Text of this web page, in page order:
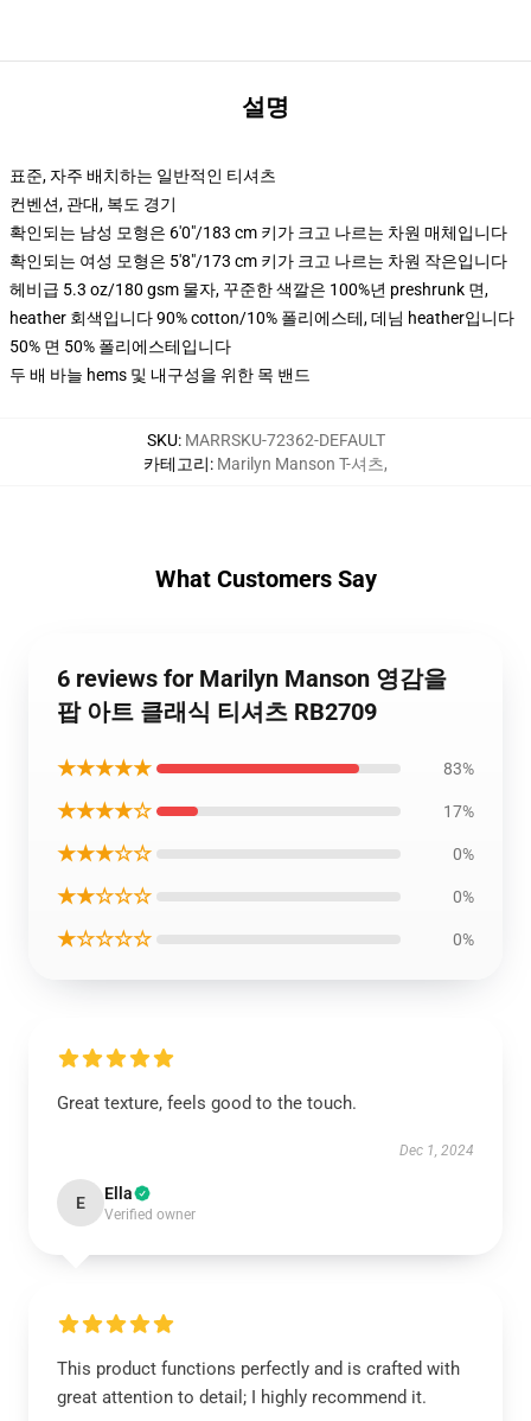
설명
표준, 자주 배치하는 일반적인 티셔츠
컨벤션, 관대, 복도 경기
확인되는 남성 모형은 6'0"/183 cm 키가 크고 나르는 차원 매체입니다
확인되는 여성 모형은 5'8"/173 cm 키가 크고 나르는 차원 작은입니다
헤비급 5.3 oz/180 gsm 물자, 꾸준한 색깔은 100%년 preshrunk 면,
heather 회색입니다 90% cotton/10% 폴리에스테, 데님 heather입니다
50% 면 50% 폴리에스테입니다
두 배 바늘 hems 및 내구성을 위한 목 밴드
SKU: MARRSKU-72362-DEFAULT
카테고리: Marilyn Manson T-셔츠,
What Customers Say
6 reviews for Marilyn Manson 영감을
팝 아트 클래식 티셔츠 RB2709
★★★★★ 83%
★★★★☆ 17%
★★★☆☆ 0%
★★☆☆☆ 0%
★☆☆☆☆ 0%
Great texture, feels good to the touch.
Dec 1, 2024
E Ella
Verified owner
This product functions perfectly and is crafted with
great attention to detail; I highly recommend it.